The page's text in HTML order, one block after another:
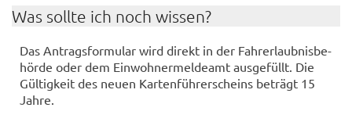
Was soll­te ich noch wis­sen?
Das An­trags­for­mu­lar wird di­rekt in der Fahr­erlaub­nis­be­
hör­de oder dem Ein­woh­ner­mel­de­amt aus­ge­füllt. Die
Gül­tig­keit des neuen Kar­ten­füh­rer­scheins be­trägt 15
Jahre.